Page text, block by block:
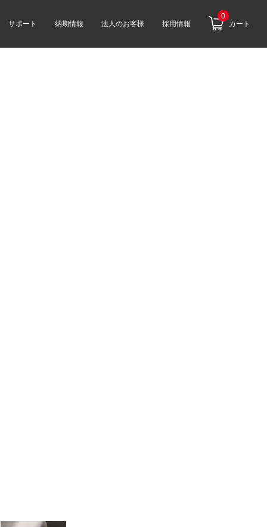
サポート 納期情報 法人のお客様 採用情報
0
カート